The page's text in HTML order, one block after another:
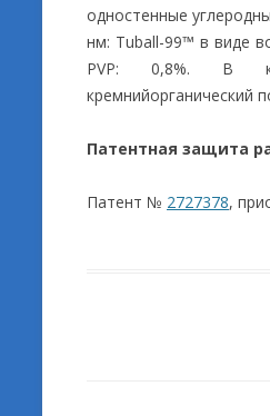
одностенные
нм: Tuball-99™ в виде
PVP: 0,8%. В
кремнийорганический
Патентная защита
Патент № 2727378,